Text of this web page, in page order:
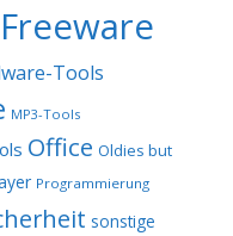
Freeware
Tools
MP3-Tools
Office Oldies but
Programmierung
sonstige